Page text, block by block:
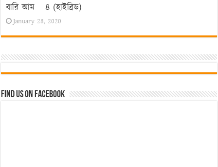
বারি আম – ৪ (হাইব্রিড)
January 28, 2020
Find us on Facebook